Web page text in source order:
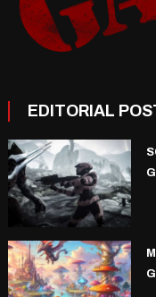
EDITORIAL